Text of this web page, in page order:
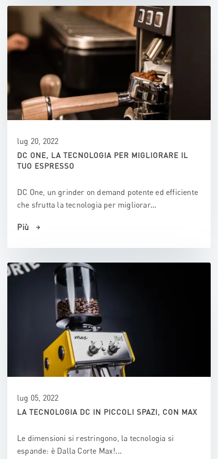
lug 20, 2022
DC ONE, LA TECNOLOGIA PER MIGLIORARE IL
TUO ESPRESSO
DC One, un grinder on demand potente ed efficiente
che sfrutta la tecnologia per migliorar...
Più
lug 05, 2022
LA TECNOLOGIA DC IN PICCOLI SPAZI, CON MAX
Le dimensioni si restringono, la tecnologia si
espande: è Dalla Corte Max!...